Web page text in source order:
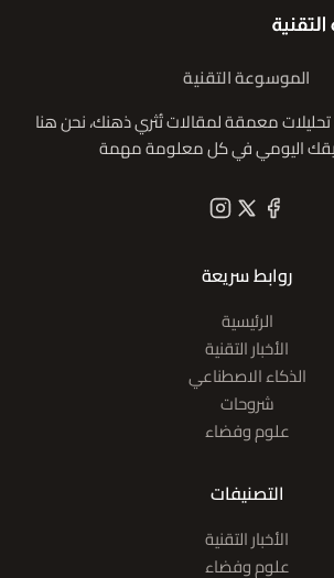
الموسوعة التقنية
تحليلات معمقة لمقالات تُثري ذهنك، نحن هنا
اليومي في كل معلومة مهمة
روابط سريعة
الرئيسية
الأخبار التقنية
الذكاء الاصطناعي
شروحات
علوم وفضاء
التصنيفات
الأخبار التقنية
علوم وفضاء